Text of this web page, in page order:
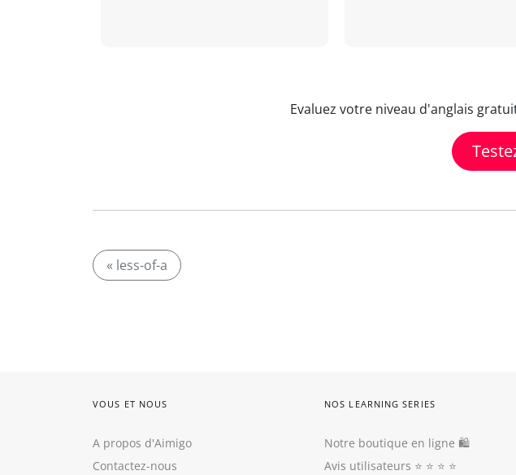
Evaluez votre niveau d'anglais
« less-of-a
VOUS ET NOUS
A propos d'Aimigo
Contactez-nous
NOS LEARNING SERIES
Notre boutique en ligne 🛍
Avis utilisateurs ⭐️ ⭐️ ⭐️ ⭐️